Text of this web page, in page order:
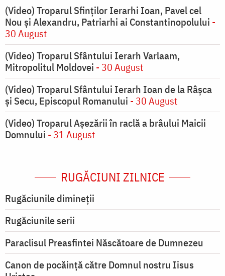
(Video) Troparul Sfinților Ierarhi Ioan, Pavel cel
Nou și Alexandru, Patriarhi ai Constantinopolului -
30 August
(Video) Troparul Sfântului Ierarh Varlaam,
Mitropolitul Moldovei - 30 August
(Video) Troparul Sfântului Ierarh Ioan de la Râșca
și Secu, Episcopul Romanului - 30 August
(Video) Troparul Așezării în raclă a brâului Maicii
Domnului - 31 August
RUGĂCIUNI ZILNICE
Rugăciunile dimineții
Rugăciunile serii
Paraclisul Preasfintei Născătoare de Dumnezeu
Canon de pocăință către Domnul nostru Iisus